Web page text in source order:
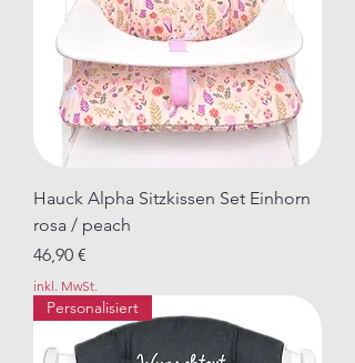
Hauck Alpha Sitzkissen Set Einhorn
rosa / peach
Preis
46,90 €
inkl. MwSt.
Personalisiert